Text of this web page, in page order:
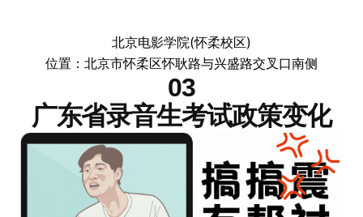
北京电影学院(怀柔校区)
位置：北京市怀柔区怀耿路与兴盛路交叉口南侧
03
广东省录音生考试政策变化